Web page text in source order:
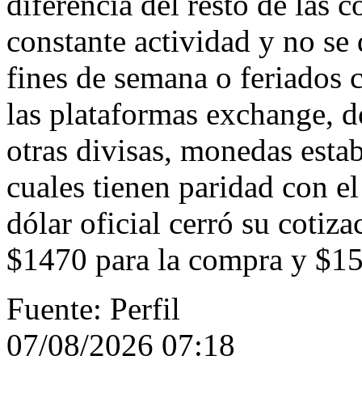
constante actividad y no
fines de semana o feriados
las plataformas exchange,
otras divisas, monedas
cuales tienen paridad con
dólar oficial cerró su
$1470 para la compra y
Fuente: Perfil
07/08/2026 07:18